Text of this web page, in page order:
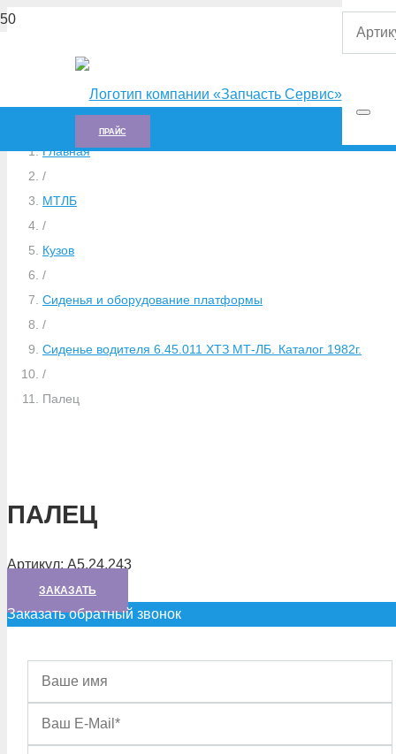
ПРАЙС
Главная
/
МТЛБ
/
Кузов
/
Сиденья и оборудование платформы
/
Сиденье водителя 6.45.011 ХТЗ МТ-ЛБ. Каталог 1982г.
/
Палец
ПАЛЕЦ
Артикул: А5.24.243
ЗАКАЗАТЬ
Заказать обратный звонок